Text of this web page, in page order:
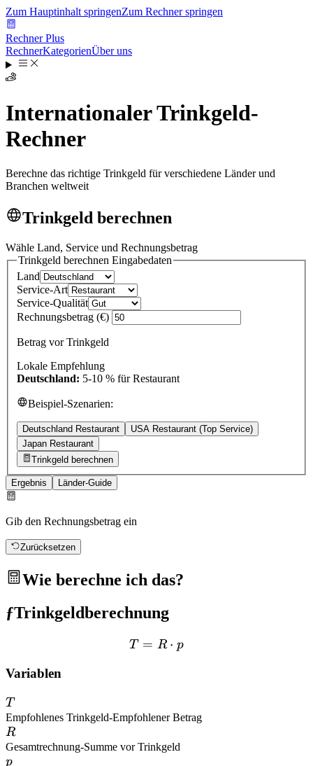
Zum Hauptinhalt springenZum Rechner springen
Rechner Plus
RechnerKategorienÜber uns
Internationaler Trinkgeld-
Rechner
Berechne das richtige Trinkgeld für verschiedene Länder und
Branchen weltweit
Trinkgeld berechnen
Wähle Land, Service und Rechnungsbetrag
Trinkgeld berechnen Eingabedaten
Land
Service-Art
Service-Qualität
Rechnungsbetrag (€)
Betrag vor Trinkgeld
Lokale Empfehlung
Deutschland: 5-10 % für Restaurant
Beispiel-Szenarien:
Deutschland Restaurant
USA Restaurant (Top Service)
Japan Restaurant
Trinkgeld berechnen
Ergebnis Länder-Guide
Gib den Rechnungsbetrag ein
Zurücksetzen
Wie berechne ich das?
ƒTrinkgeldberechnung
T = R \cdot p
T = R ⋅ p
Variablen
T
T
Empfohlenes Trinkgeld-Empfohlener Betrag
R
R
Gesamtrechnung-Summe vor Trinkgeld
p
p